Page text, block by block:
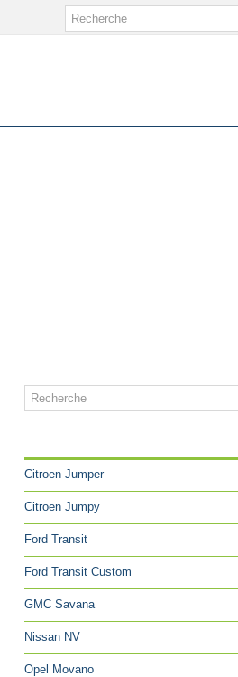
Citroen Jumper
Citroen Jumpy
Ford Transit
Ford Transit Custom
GMC Savana
Nissan NV
Opel Movano